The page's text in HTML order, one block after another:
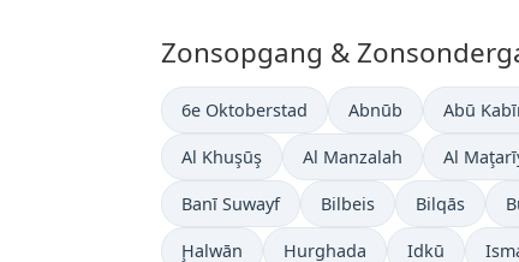
Zonsopgang &
6e Oktoberstad Abnūb Abū
Al Khuşūş Al Manzalah Al
Banī Suwayf Bilbeis Bilqās
Ḩalwān Hurghada Idkū